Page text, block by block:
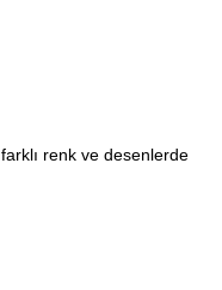
renk ve desenlerde